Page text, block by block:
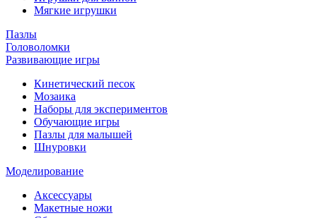
Мягкие игрушки
Пазлы
Головоломки
Развивающие игры
Кинетический песок
Мозаика
Наборы для экспериментов
Обучающие игры
Пазлы для малышей
Шнуровки
Моделирование
Аксессуары
Макетные ножи